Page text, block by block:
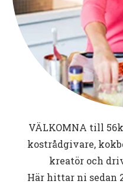
VÄLKOMNA till
kostrådgivare,
kreatör och
Här hittar ni sedan